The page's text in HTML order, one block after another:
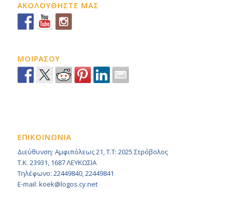
ΑΚΟΛΟΥΘΗΣΤΕ ΜΑΣ
ΜΟΙΡΑΣΟΥ
ΕΠΙΚΟΙΝΩΝΙΑ
Διεύθυνση: Αμφιπόλεως 21, Τ.Τ: 2025 Στρόβολος
Τ.Κ. 23931, 1687 ΛΕΥΚΩΣΙΑ
Τηλέφωνο: 22449840, 22449841
E-mail: koek@logos.cy.net